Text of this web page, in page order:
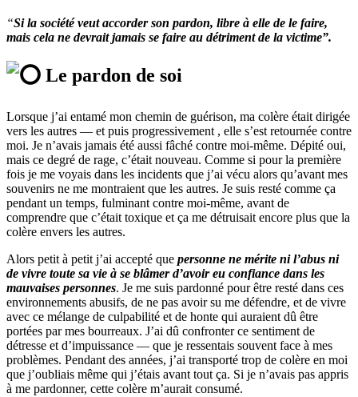
“Si la société veut accorder son pardon, libre à elle de le faire,
mais cela ne devrait jamais se faire au détriment de la victime”.
Le pardon de soi
Lorsque j’ai entamé mon chemin de guérison, ma colère était dirigée
vers les autres — et puis progressivement , elle s’est retournée contre
moi. Je n’avais jamais été aussi fâché contre moi-même. Dépité oui,
mais ce degré de rage, c’était nouveau. Comme si pour la première
fois je me voyais dans les incidents que j’ai vécu alors qu’avant mes
souvenirs ne me montraient que les autres. Je suis resté comme ça
pendant un temps, fulminant contre moi-même, avant de
comprendre que c’était toxique et ça me détruisait encore plus que la
colère envers les autres.
Alors petit à petit j’ai accepté que personne ne mérite ni l’abus ni
de vivre toute sa vie à se blâmer d’avoir eu confiance dans les
mauvaises personnes. Je me suis pardonné pour être resté dans ces
environnements abusifs, de ne pas avoir su me défendre, et de vivre
avec ce mélange de culpabilité et de honte qui auraient dû être
portées par mes bourreaux. J’ai dû confronter ce sentiment de
détresse et d’impuissance — que je ressentais souvent face à mes
problèmes. Pendant des années, j’ai transporté trop de colère en moi
que j’oubliais même qui j’étais avant tout ça. Si je n’avais pas appris
à me pardonner, cette colère m’aurait consumé.